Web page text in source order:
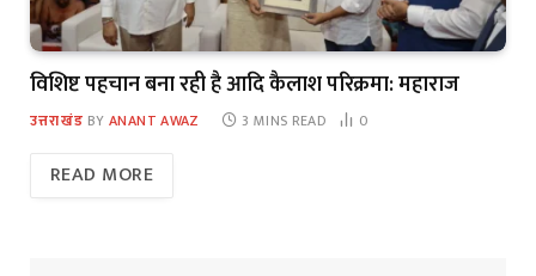
विशिष्ट पहचान बना रही है आदि कैलाश परिक्रमा: महाराज
उत्तराखंड BY ANANT AWAZ 3 MINS READ 0
READ MORE